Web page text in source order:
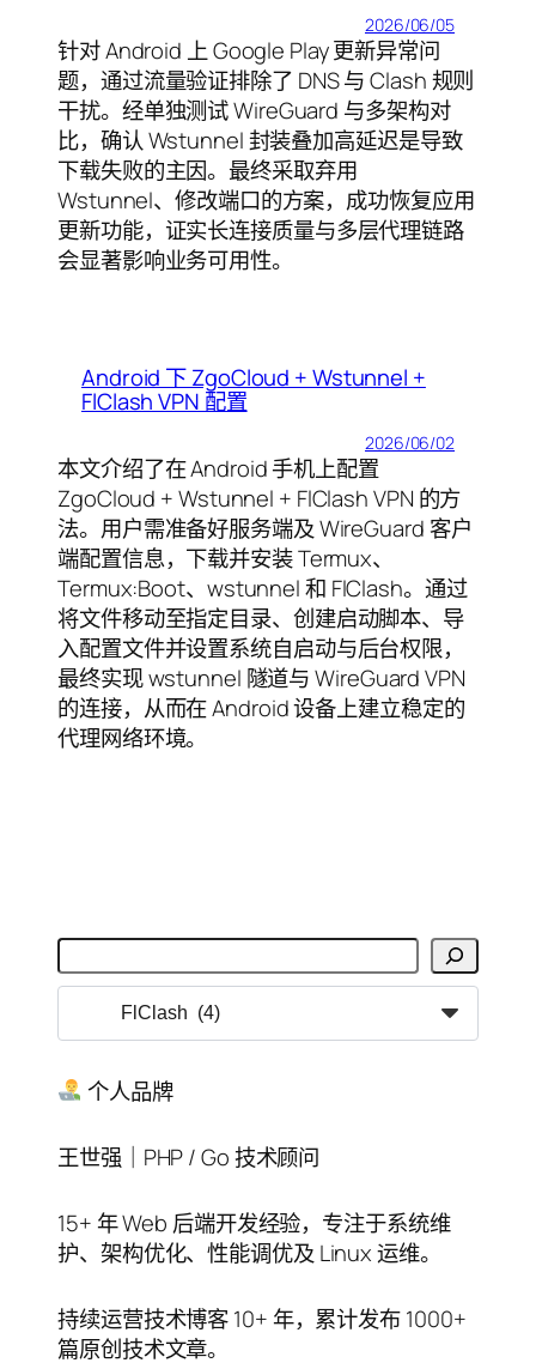
2026/06/05
针对 Android 上 Google Play 更新异常问
题，通过流量验证排除了 DNS 与 Clash 规则
干扰。经单独测试 WireGuard 与多架构对
比，确认 Wstunnel 封装叠加高延迟是导致
下载失败的主因。最终采取弃用
Wstunnel、修改端口的方案，成功恢复应用
更新功能，证实长连接质量与多层代理链路
会显著影响业务可用性。
Android 下 ZgoCloud + Wstunnel +
FlClash VPN 配置
2026/06/02
本文介绍了在 Android 手机上配置
ZgoCloud + Wstunnel + FlClash VPN 的方
法。用户需准备好服务端及 WireGuard 客户
端配置信息，下载并安装 Termux、
Termux:Boot、wstunnel 和 FlClash。通过
将文件移动至指定目录、创建启动脚本、导
入配置文件并设置系统自启动与后台权限，
最终实现 wstunnel 隧道与 WireGuard VPN
的连接，从而在 Android 设备上建立稳定的
代理网络环境。
搜
索
分
录 个人品牌
王世强｜PHP / Go 技术顾问
15+ 年 Web 后端开发经验，专注于系统维
护、架构优化、性能调优及 Linux 运维。
持续运营技术博客 10+ 年，累计发布 1000+
篇原创技术文章。